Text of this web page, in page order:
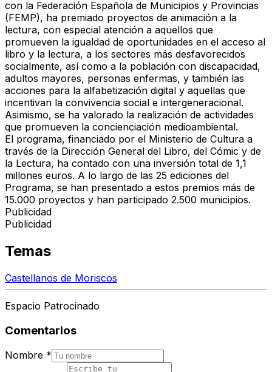
con la Federación Española de Municipios y Provincias
(FEMP), ha premiado proyectos de animación a la
lectura, con especial atención a aquellos que
promueven la igualdad de oportunidades en el acceso al
libro y la lectura, a los sectores más desfavorecidos
socialmente, así como a la población con discapacidad,
adultos mayores, personas enfermas, y también las
acciones para la alfabetización digital y aquellas que
incentivan la convivencia social e intergeneracional.
Asimismo, se ha valorado la realización de actividades
que promueven la concienciación medioambiental.
El programa, financiado por el Ministerio de Cultura a
través de la Dirección General del Libro, del Cómic y de
la Lectura, ha contado con una inversión total de 1,1
millones euros. A lo largo de las 25 ediciones del
Programa, se han presentado a estos premios más de
15.000 proyectos y han participado 2.500 municipios.
Publicidad
Publicidad
Temas
Castellanos de Moriscos
Espacio Patrocinado
Comentarios
Nombre *